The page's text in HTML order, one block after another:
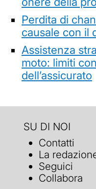
Perdita di
causale con il
Assistenza
moto: limiti
dell’assicurato
SU DI NOI
Contatti
La
Seguici
Collabora